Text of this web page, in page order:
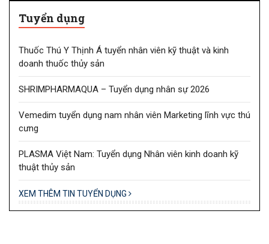
Tuyển dụng
Thuốc Thú Y Thịnh Á tuyển nhân viên kỹ thuật và kinh
doanh thuốc thủy sản
SHRIMPHARMAQUA – Tuyển dụng nhân sự 2026
Vemedim tuyển dụng nam nhân viên Marketing lĩnh vực thú
cưng
PLASMA Việt Nam: Tuyển dụng Nhân viên kinh doanh kỹ
thuật thủy sản
XEM THÊM TIN TUYỂN DỤNG